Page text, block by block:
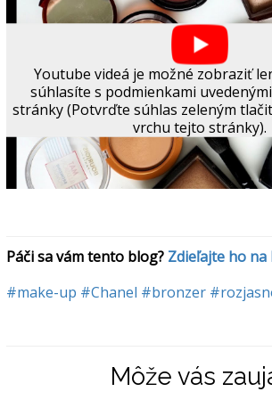
Youtube videá je možné zobraziť
súhlasíte s podmienkami
stránky (Potvrďte súhlas zeleným
vrchu tejto stránky).
Páči sa vám tento blog? Zdieľajte ho na
#make-up #Chanel #bronzer
Môže vás